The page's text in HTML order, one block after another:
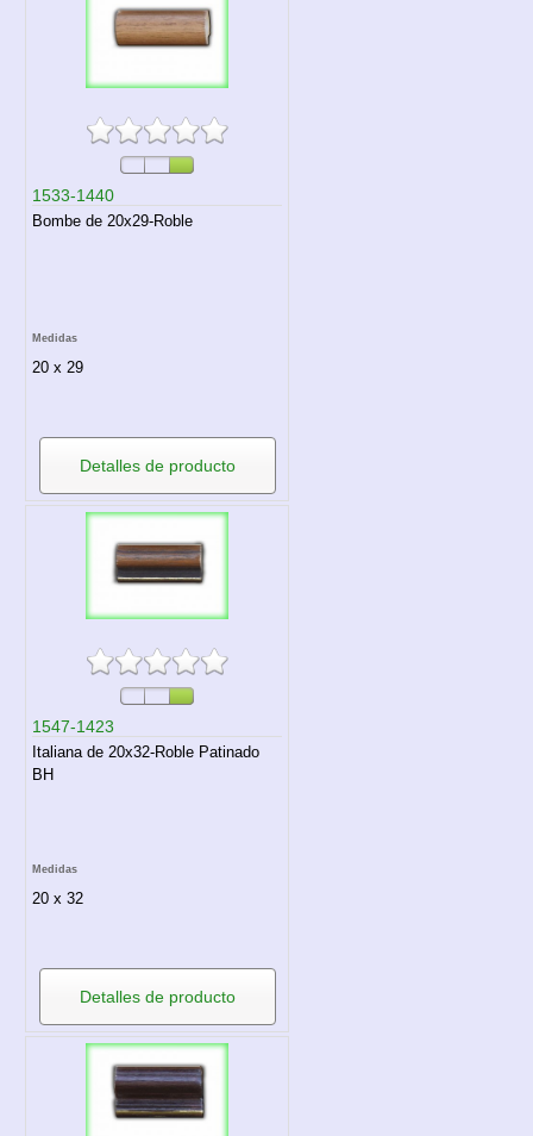
1533-1440
Bombe de 20x29-Roble
Medidas
20 x 29
Detalles de producto
1547-1423
Italiana de 20x32-Roble Patinado
BH
Medidas
20 x 32
Detalles de producto